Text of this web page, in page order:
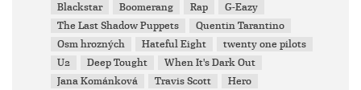
Blackstar
Boomerang Rap
G-Eazy
The Last Shadow Puppets
Quentin Tarantino
Osm hrozných
Hateful Eight
twenty one pilots
U2
Deep Tought
When It's Dark Out
Jana Kománková
Travis Scott
Hero